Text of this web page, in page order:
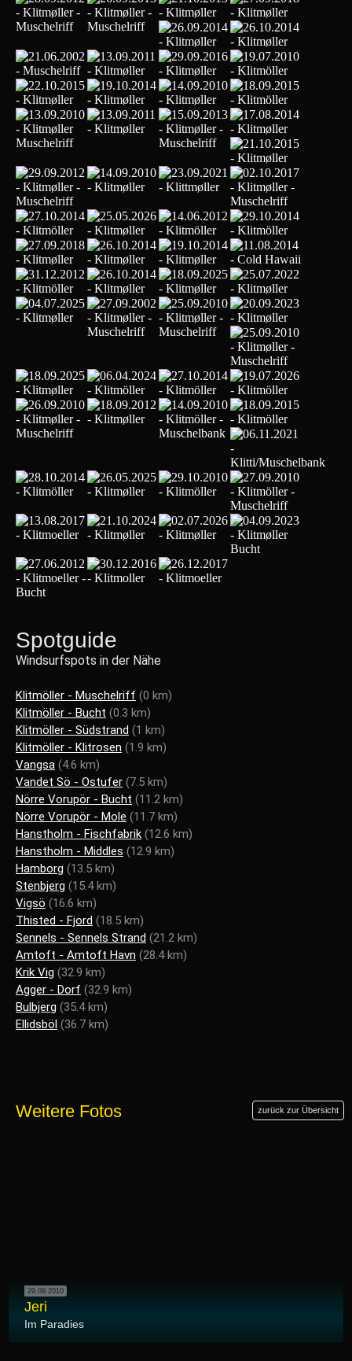
Spotguide
Windsurfspots in der Nähe
Klitmöller - Muschelriff (0 km)
Klitmöller - Bucht (0.3 km)
Klitmöller - Südstrand (1 km)
Klitmöller - Klitrosen (1.9 km)
Vangsa (4.6 km)
Vandet Sö - Ostufer (7.5 km)
Nörre Vorupör - Bucht (11.2 km)
Nörre Vorupör - Mole (11.7 km)
Hanstholm - Fischfabrik (12.6 km)
Hanstholm - Middles (12.9 km)
Hamborg (13.5 km)
Stenbjerg (15.4 km)
Vigsö (16.6 km)
Thisted - Fjord (18.5 km)
Sennels - Sennels Strand (21.2 km)
Amtoft - Amtoft Havn (28.4 km)
Krik Vig (32.9 km)
Agger - Dorf (32.9 km)
Bulbjerg (35.4 km)
Ellidsböl (36.7 km)
Weitere Fotos zurück zur Übersicht
29.09.2010
Jeri
Im Paradies